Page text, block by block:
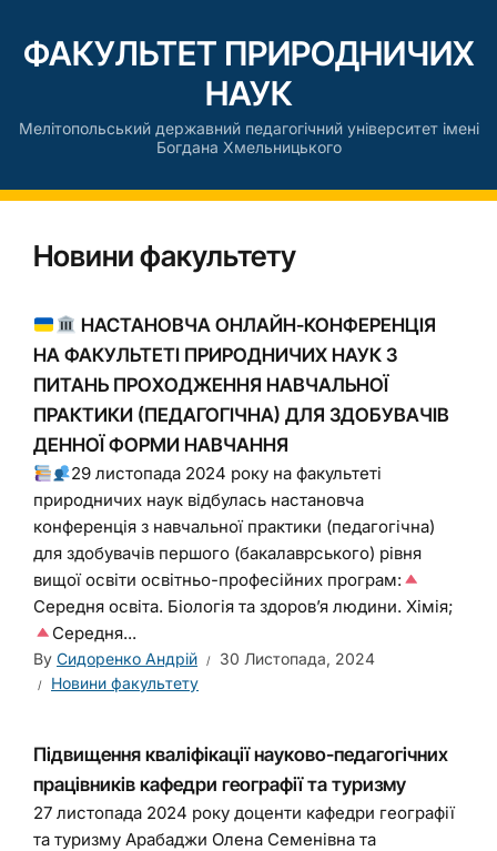
ФАКУЛЬТЕТ ПРИРОДНИЧИХ
НАУК
Мелітопольський державний педагогічний університет імені
Богдана Хмельницького
Новини факультету
НАСТАНОВЧА ОНЛАЙН-КОНФЕРЕНЦІЯ
НА ФАКУЛЬТЕТІ ПРИРОДНИЧИХ НАУК З
ПИТАНЬ ПРОХОДЖЕННЯ НАВЧАЛЬНОЇ
ПРАКТИКИ (ПЕДАГОГІЧНА) ДЛЯ ЗДОБУВАЧІВ
ДЕННОЇ ФОРМИ НАВЧАННЯ
29 листопада 2024 року на факультеті
природничих наук відбулась настановча
конференція з навчальної практики (педагогічна)
для здобувачів першого (бакалаврського) рівня
вищої освіти освітньо-професійних програм:
Середня освіта. Біологія та здоров’я людини. Хімія;
Середня...
By Сидоренко Андрій
30 Листопада, 2024
Новини факультету
Підвищення кваліфікації науково-педагогічних
працівників кафедри географії та туризму
27 листопада 2024 року доценти кафедри географії
та туризму Арабаджи Олена Семенівна та